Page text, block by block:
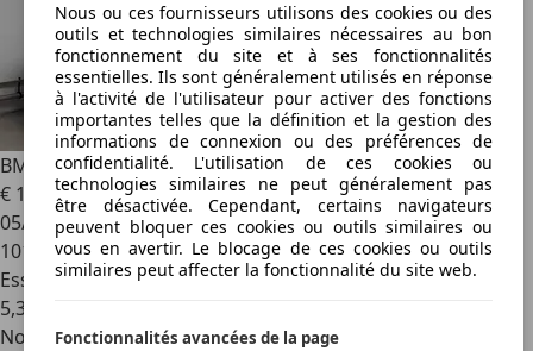
Nous ou ces fournisseurs utilisons des cookies ou des
outils et technologies similaires nécessaires au bon
fonctionnement du site et à ses fonctionnalités
essentielles. Ils sont généralement utilisés en réponse
à l'activité de l'utilisateur pour activer des fonctions
importantes telles que la définition et la gestion des
informations de connexion ou des préférences de
confidentialité. L'utilisation de ces cookies ou
technologies similaires ne peut généralement pas
être désactivée. Cependant, certains navigateurs
peuvent bloquer ces cookies ou outils similaires ou
vous en avertir. Le blocage de ces cookies ou outils
similaires peut affecter la fonctionnalité du site web.
Fonctionnalités avancées de la page
BMW 118118i 3drs *AIRCO*BLUETOOTH*PDC*
€ 10 300
05/2016
101 742 km
Essence
5,3 l/100 km (mixte)
Nouveau